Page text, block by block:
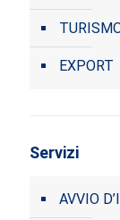
EXPORT
Servizi
AVVIO